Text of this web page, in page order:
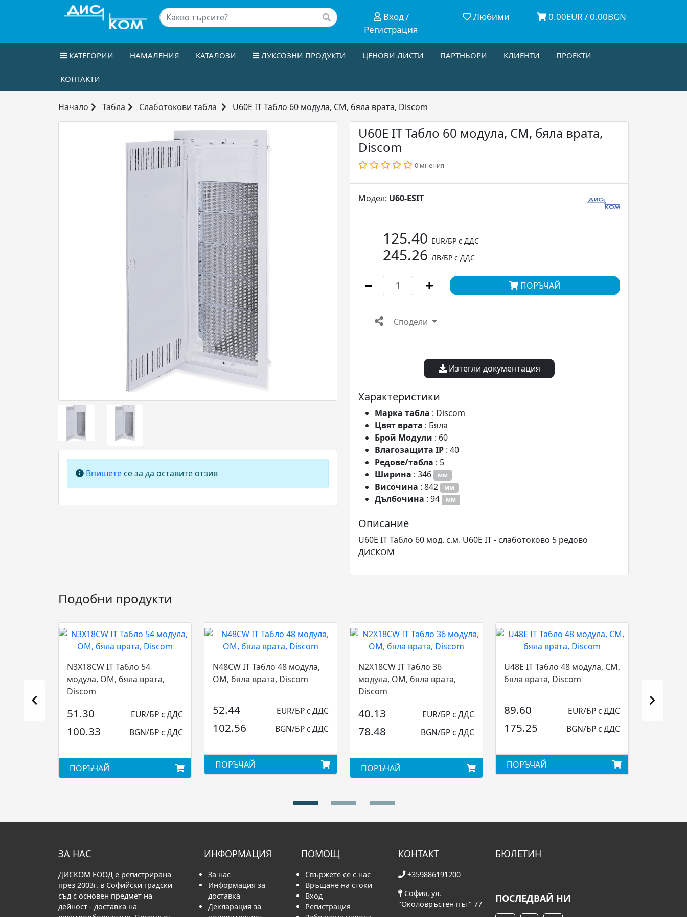
Вход /
Регистрация
Любими 0.00EUR / 0.00BGN
КАТЕГОРИИ НАМАЛЕНИЯ КАТАЛОЗИ ЛУКСОЗНИ ПРОДУКТИ ЦЕНОВИ ЛИСТИ ПАРТНЬОРИ КЛИЕНТИ ПРОЕКТИ
КОНТАКТИ
Начало Табла Слаботокови табла U60E IT Табло 60 модула, СМ, бяла врата, Discom
Впишете се за да оставите отзив
U60E IT Табло 60 модула, СМ, бяла врата,
Discom
0 мнения
Модел: U60-ESIT
125.40 EUR/БР с ДДС
245.26 ЛВ/БР с ДДС
ПОРЪЧАЙ
Сподели
Изтегли документация
Характеристики
Марка табла : Discom
Цвят врата : Бяла
Брой Модули : 60
Влагозащита IP : 40
Редове/табла : 5
Ширина : 346 мм
Височина : 842 мм
Дълбочина : 94 мм
Описание
U60E IT Табло 60 мод. с.м. U60E IT - слаботоково 5 редово
ДИСКОМ
Подобни продукти
N3X18CW IT Табло 54
модула, ОМ, бяла врата,
Discom
51.30 EUR/БР с ДДС
100.33 BGN/БР с ДДС
ПОРЪЧАЙ
N48CW IT Табло 48 модула,
ОМ, бяла врата, Discom
52.44 EUR/БР с ДДС
102.56 BGN/БР с ДДС
ПОРЪЧАЙ
N2X18CW IT Табло 36
модула, ОМ, бяла врата,
Discom
40.13 EUR/БР с ДДС
78.48 BGN/БР с ДДС
ПОРЪЧАЙ
U48E IT Табло 48 модула, СМ,
бяла врата, Discom
89.60 EUR/БР с ДДС
175.25 BGN/БР с ДДС
ПОРЪЧАЙ
ЗА НАС
ДИСКОМ ЕООД е регистрирана
през 2003г. в Софийски градски
съд с основен предмет на
дейност - доставка на
ИНФОРМАЦИЯ
За нас
Информация за
доставка
Декларация за
ПОМОЩ
Свържете се с нас
Връщане на стоки
Вход
Регистрация
КОНТАКТ
+359886191200
София, ул.
"Околовръстен път" 77
БЮЛЕТИН
ПОСЛЕДВАЙ НИ